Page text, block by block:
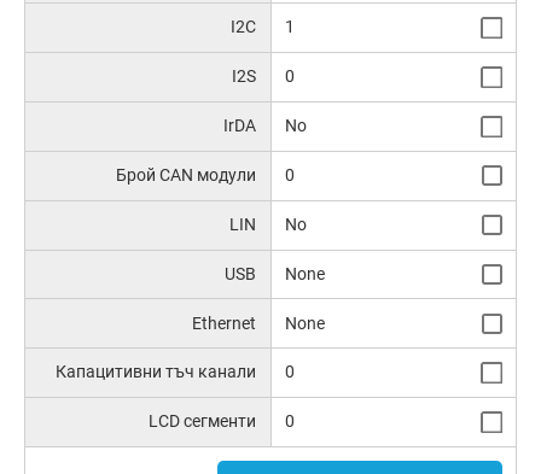
I2C 1
I2S 0
IrDA No
Брой CAN модули 0
LIN No
USB None
Ethernet None
Капацитивни тъч канали 0
LCD сегменти 0